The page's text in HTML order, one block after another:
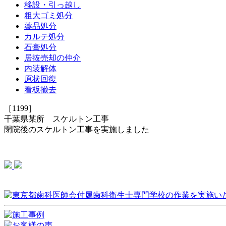
移設・引っ越し
粗大ゴミ処分
薬品処分
カルテ処分
石膏処分
居抜売却の仲介
内装解体
原状回復
看板撤去
［1199］
千葉県某所 スケルトン工事
閉院後のスケルトン工事を実施しました